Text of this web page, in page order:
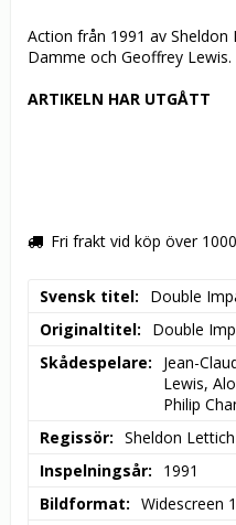
Action från 1991 av Sheldon
Damme och Geoffrey Lewis.
ARTIKELN HAR UTGÅTT
Fri frakt vid köp över
Svensk titel
Double
Originaltitel
Double
Skådespelare
Jean-
Lewis,
Philip
Regissör
Sheldon Lettich
Inspelningsår
1991
Bildformat
Widescreen